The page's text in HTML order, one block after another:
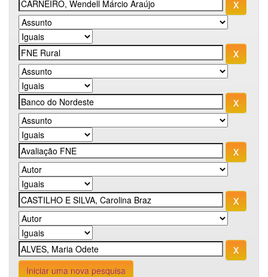
Iniciar uma nova pesquisa